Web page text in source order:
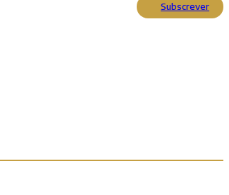
Subscrever